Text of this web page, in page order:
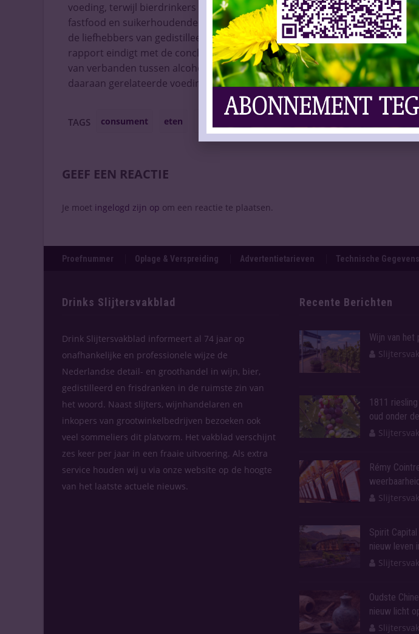
voeding, terwijl bierdrinkers eerder kant- en klaarmaaltijden kopen. Ook
fastfood en suikerhoudende producten. Wijnfans zetten vaker fruit,
de liefhebbers van gedistilleerd zijn voedingspatroon en levensstijl het
rapport eindigt met de conclusie dat de wetenschap dus voorzichtig moet
van verbanden tussen alcoholconsumptie en de ontwikkeling van allerlei
daaraan gerelateerde voedings- en levensstijlpatroon meer moet
TAGS consument eten
GEEF EEN REACTIE
Je moet ingelogd zijn op om een reactie te plaatsen.
Proefnummer Oplage & Verspreiding Advertentietarieven Technische Gegevens
Drinks Slijtersvakblad
Drink Slijtersvakblad informeert al 74 jaar op
onafhankelijke en professionele wijze de
Nederlandse detail- en groothandel in wijn, bier,
gedistilleerd en frisdranken in de ruimste zin van
het woord. Naast slijters, wijnhandelaren en
inkopers van grootwinkelbedrijven bezoeken ook
veel sommeliers dit platvorm. Het vakblad verschijnt
zes keer per jaar in een fraaie uitvoering. Als extra
service houden wij u via onze website op de hoogte
van het laatste actuele nieuws.
Recente Berichten
Wijn van het
1811
oud onder
Rémy
Spirit
nieuw leven
Oudste
nieuw licht